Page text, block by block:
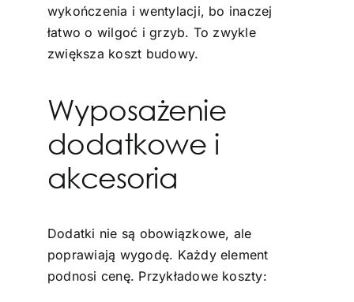
wykończenia i wentylacji, bo inaczej
łatwo o wilgoć i grzyb. To zwykle
zwiększa koszt budowy.
Wyposażenie
dodatkowe i
akcesoria
Dodatki nie są obowiązkowe, ale
poprawiają wygodę. Każdy element
podnosi cenę. Przykładowe koszty: